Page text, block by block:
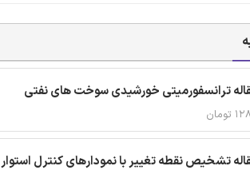
ترانسفورمیتی خورشیدی سوخت های نفتی
تشخیص نقطه تغییر با نمودارهای کنترل استوار